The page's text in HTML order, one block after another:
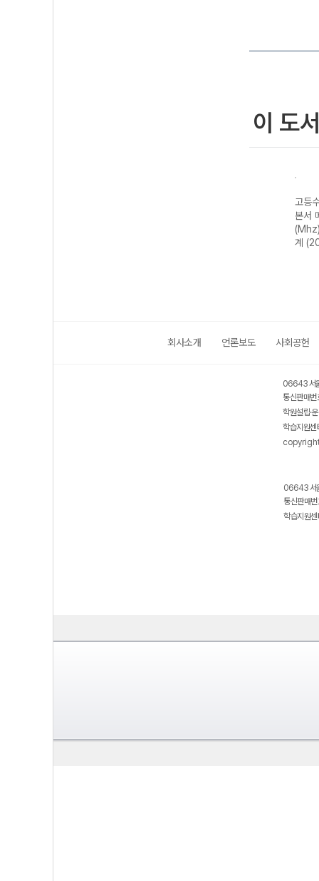
이 도
고등
본서
계
회사소개 언론보도 사회공헌
06643 서
통신판매
학원설립·
학습지원
06643 서
통신판매
학습지원